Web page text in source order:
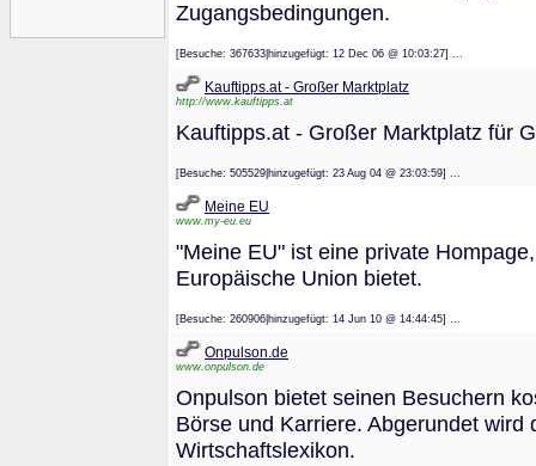
Zugangsbedingungen.
[Besuche: 367633|hinzugefügt: 12 Dec 06 @ 10:03:27] ...
Kauftipps.at - Großer Marktplatz
http://www.kauftipps.at
Kauftipps.at - Großer Marktplatz für
[Besuche: 505529|hinzugefügt: 23 Aug 04 @ 23:03:59] ...
Meine EU
www.my-eu.eu
"Meine EU" ist eine private
Europäische Union bietet.
[Besuche: 260906|hinzugefügt: 14 Jun 10 @ 14:44:45] ...
Onpulson.de
www.onpulson.de
Onpulson bietet seinen Besuchern
Börse und Karriere. Abgerundet
Wirtschaftslexikon.